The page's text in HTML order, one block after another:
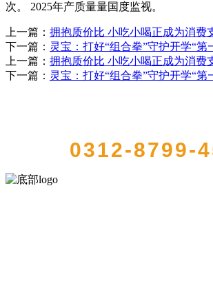
次。 2025年产质量量国度监视。
上一篇： 拥抱质价比 小吃小喝正成为消费
下一篇： 灵宝：打好“组合拳”守护开学“第
上一篇： 拥抱质价比 小吃小喝正成为消费
下一篇： 灵宝：打好“组合拳”守护开学“第
0312-8799-